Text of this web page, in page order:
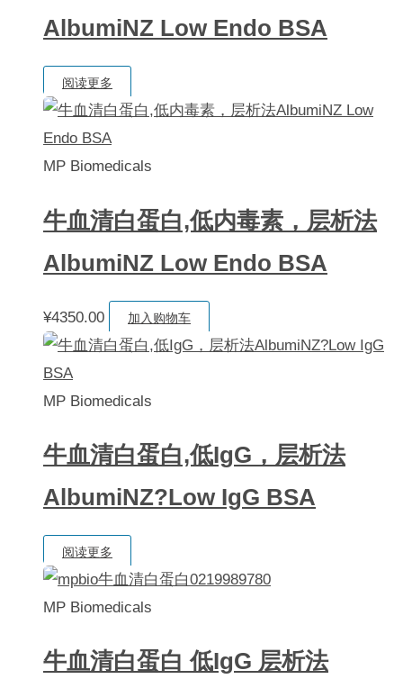
AlbumiNZ Low Endo BSA
阅读更多
MP Biomedicals
牛血清白蛋白,低内毒素，层析法
AlbumiNZ Low Endo BSA
¥4350.00 加入购物车
MP Biomedicals
牛血清白蛋白,低IgG，层析法
AlbumiNZ?Low IgG BSA
阅读更多
MP Biomedicals
牛血清白蛋白 低IgG 层析法